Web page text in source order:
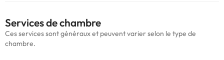
Services de chambre
Ces services sont généraux et peuvent varier selon le type de
chambre.